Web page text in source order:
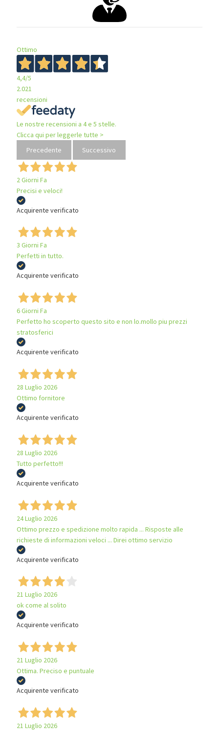
Ottimo
4,4/5
2.021
recensioni
Le nostre recensioni a 4 e 5 stelle.
Clicca qui per leggerle tutte >
Precedente
Successivo
2 Giorni Fa
Precisi e veloci!
Acquirente verificato
3 Giorni Fa
Perfetti in tutto.
Acquirente verificato
6 Giorni Fa
Perfetto ho scoperto questo sito e non lo.mollo piu prezzi
stratosferici
Acquirente verificato
28 Luglio 2026
Ottimo fornitore
Acquirente verificato
28 Luglio 2026
Tutto perfetto!!!
Acquirente verificato
24 Luglio 2026
Ottimo prezzo e spedizione molto rapida ... Risposte alle
richieste di informazioni veloci ... Direi ottimo servizio
Acquirente verificato
21 Luglio 2026
ok come al solito
Acquirente verificato
21 Luglio 2026
Ottima. Preciso e puntuale
Acquirente verificato
21 Luglio 2026